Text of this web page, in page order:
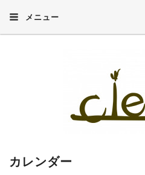
メニュー
カレンダー